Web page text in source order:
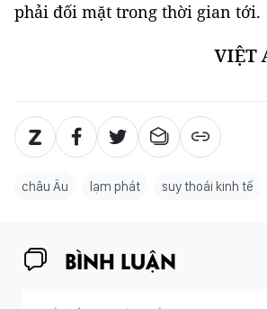
phải đối mặt trong thời gian tới.
VIỆT
châu Âu lạm phát suy thoái kinh tế
BÌNH LUẬN